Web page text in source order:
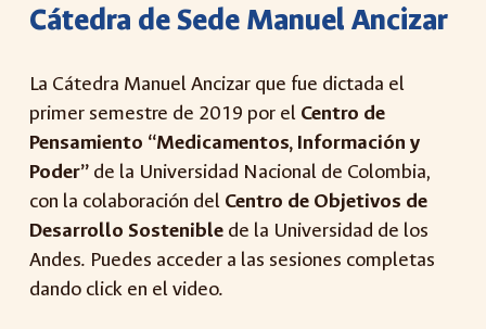
Cátedra de Sede Manuel Ancizar
La Cátedra Manuel Ancizar que fue dictada el
primer semestre de 2019 por el Centro de
Pensamiento “Medicamentos, Información y
Poder” de la Universidad Nacional de Colombia,
con la colaboración del Centro de Objetivos de
Desarrollo Sostenible de la Universidad de los
Andes. Puedes acceder a las sesiones completas
dando click en el video.